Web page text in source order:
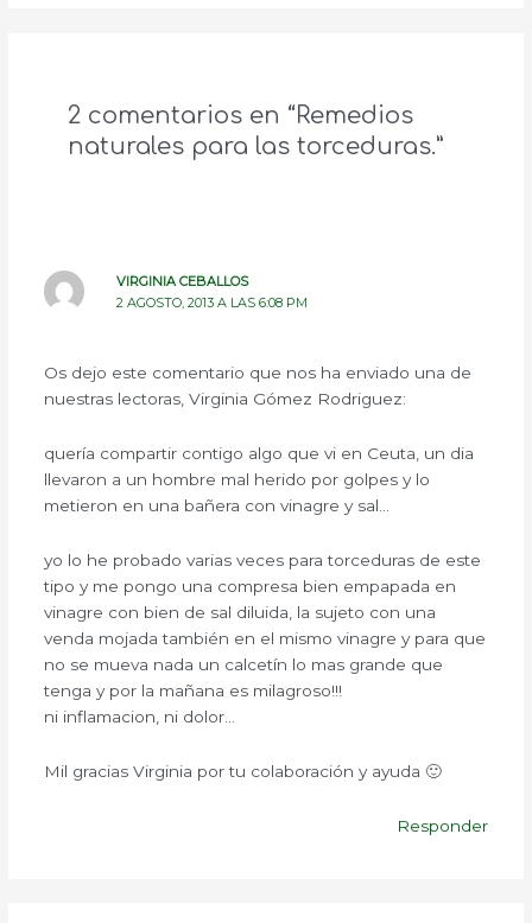
2 comentarios en “Remedios
naturales para las torceduras.”
VIRGINIA CEBALLOS
2 AGOSTO, 2013 A LAS 6:08 PM
Os dejo este comentario que nos ha enviado una de
nuestras lectoras, Virginia Gómez Rodriguez:
quería compartir contigo algo que vi en Ceuta, un dia
llevaron a un hombre mal herido por golpes y lo
metieron en una bañera con vinagre y sal…
yo lo he probado varias veces para torceduras de este
tipo y me pongo una compresa bien empapada en
vinagre con bien de sal diluida, la sujeto con una
venda mojada también en el mismo vinagre y para que
no se mueva nada un calcetín lo mas grande que
tenga y por la mañana es milagroso!!!
ni inflamacion, ni dolor…
Mil gracias Virginia por tu colaboración y ayuda 🙂
Responder